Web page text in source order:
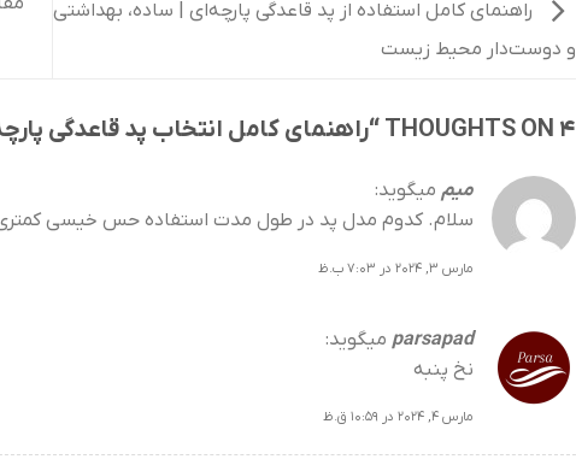
راهنمای کامل استفاده از پد قاعدگی پارچه‌ای | ساده، بهداشتی
و دوست‌دار محیط زیست
4 THOUGHTS ON “ راهنمای کامل انتخاب پد قاعدگی
میم میگوید:
سلام. کدوم مدل پد در طول مدت استفاده حس خیسی کمتری
مارس 3, 2024 در 7:03 ب.ظ
parsapad میگوید:
نخ پنبه
مارس 4, 2024 در 10:59 ق.ظ